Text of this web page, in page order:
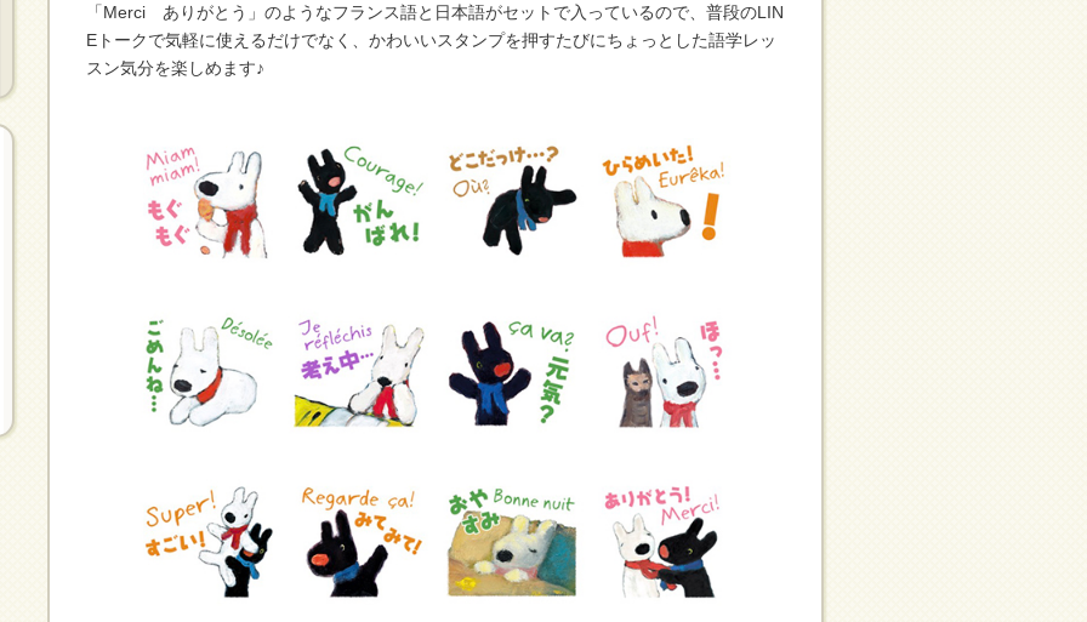
「Merci ありがとう」のようなフランス語と日本語がセットで入っているので、普段のLIN
Eトークで気軽に使えるだけでなく、かわいいスタンプを押すたびにちょっとした語学レッ
スン気分を楽しめます♪